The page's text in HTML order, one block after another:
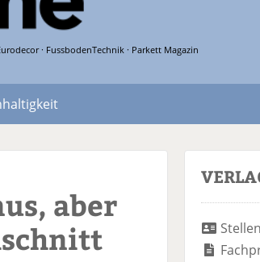
· FussbodenTechnik · Parkett Magazin
aber